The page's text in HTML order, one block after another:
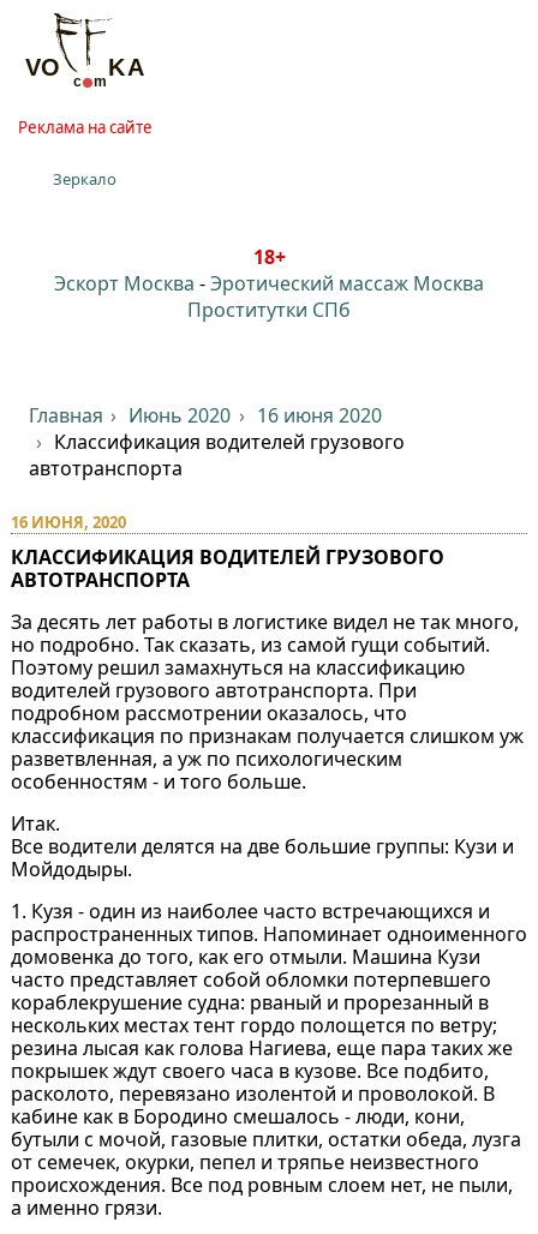
Реклама на сайте
Зеркало
18+
Эскорт Москва -Эротический массаж Москва
Проститутки СПб
Главная Июнь 2020
16 июня 2020
Классификация водителей грузового
автотранспорта
16 ИЮНЯ, 2020
КЛАССИФИКАЦИЯ ВОДИТЕЛЕЙ ГРУЗОВОГО
АВТОТРАНСПОРТА
За десять лет работы в логистике видел не так много,
но подробно. Так сказать, из самой гущи событий.
Поэтому решил замахнуться на классификацию
водителей грузового автотранспорта. При
подробном рассмотрении оказалось, что
классификация по признакам получается слишком уж
разветвленная, а уж по психологическим
особенностям - и того больше.
Итак.
Все водители делятся на две большие группы: Кузи и
Мойдодыры.
1. Кузя - один из наиболее часто встречающихся и
распространенных типов. Напоминает одноименного
домовенка до того, как его отмыли. Машина Кузи
часто представляет собой обломки потерпевшего
кораблекрушение судна: рваный и прорезанный в
нескольких местах тент гордо полощется по ветру;
резина лысая как голова Нагиева, еще пара таких же
покрышек ждут своего часа в кузове. Все подбито,
расколото, перевязано изолентой и проволокой. В
кабине как в Бородино смешалось - люди, кони,
бутыли с мочой, газовые плитки, остатки обеда, лузга
от семечек, окурки, пепел и тряпье неизвестного
происхождения. Все под ровным слоем нет, не пыли,
а именно грязи.